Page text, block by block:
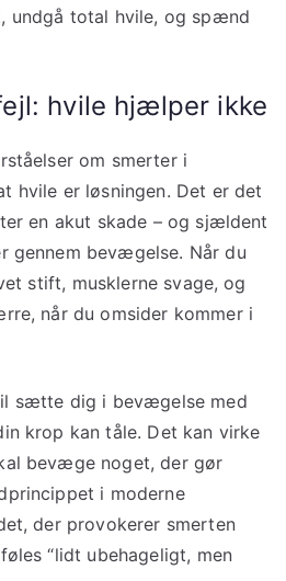
undgå total hvile, og spænd
hvile hjælper ikke
om smerter i
hvile er løsningen. Det er det
en akut skade – og sjældent
gennem bevægelse. Når du
stift, musklerne svage, og
når du omsider kommer i
sætte dig i bevægelse med
krop kan tåle. Det kan virke
bevæge noget, der gør
i moderne
der provokerer smerten
“lidt ubehageligt, men